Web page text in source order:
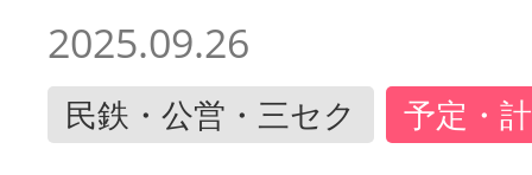
2025.09.26
民鉄・公営・三セク 予定・